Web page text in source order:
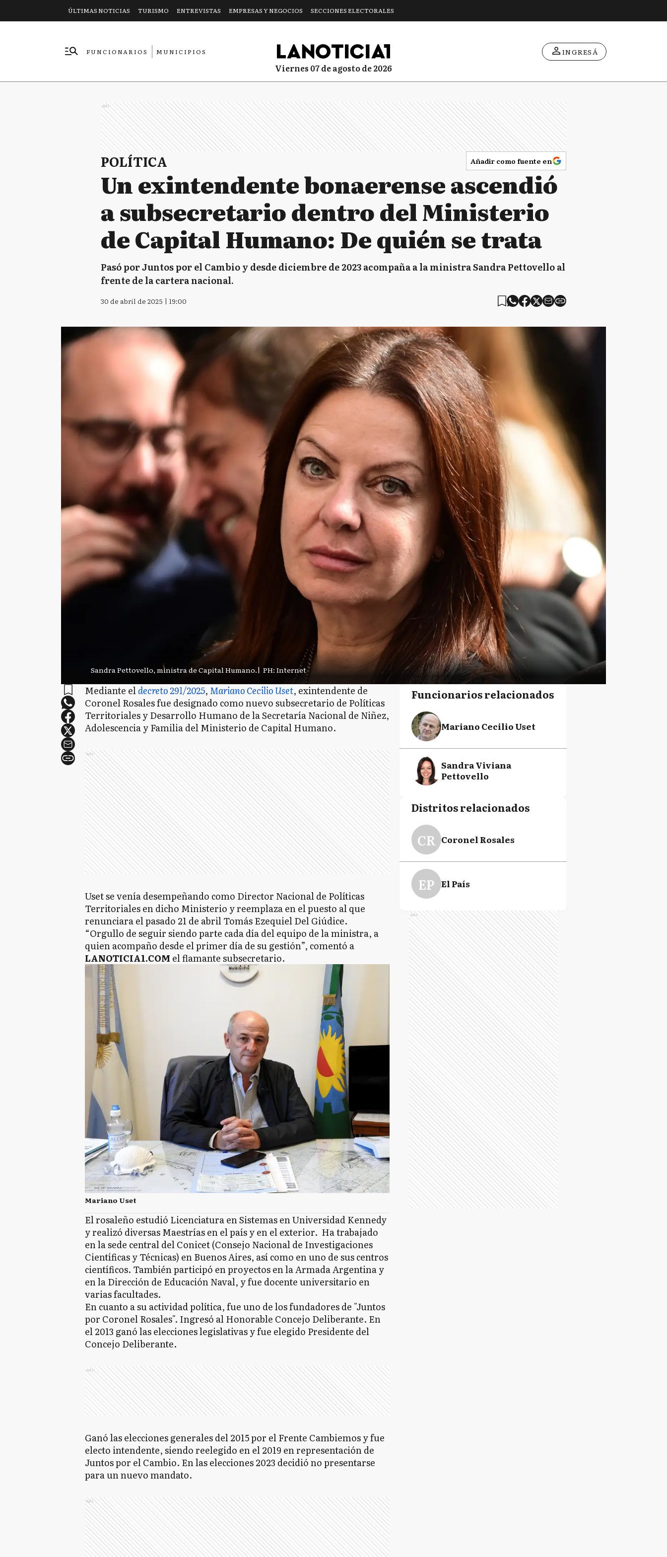
ÚLTIMAS NOTICIAS TURISMO ENTREVISTAS EMPRESAS Y NEGOCIOS SECCIONES ELECTORALES
FUNCIONARIOS
MUNICIPIOS
viernes 07 de agosto de 2026
INGRESÁ
Ads
POLÍTICA Añadir como fuente en
Un exintendente bonaerense ascendió
a subsecretario dentro del Ministerio
de Capital Humano: De quién se trata
Pasó por Juntos por el Cambio y desde diciembre de 2023 acompaña a la ministra Sandra Pettovello al
frente de la cartera nacional.
30 de abril de 2025 | 19:00
Sandra Pettovello, ministra de Capital Humano.| PH: Internet
Mediante eldecreto 291/2025, Mariano Cecilio Uset, exintendente de
Coronel Rosales fue designado como nuevo subsecretario de Políticas
Territoriales y Desarrollo Humano de la Secretaría Nacional de Niñez,
Adolescencia y Familia del Ministerio de Capital Humano.
Ads
Uset se venía desempeñando como Director Nacional de Políticas
Territoriales en dicho Ministerio y reemplaza en el puesto al que
renunciara el pasado 21 de abril Tomás Ezequiel Del Giúdice.
“Orgullo de seguir siendo parte cada día del equipo de la ministra, a
quien acompaño desde el primer día de su gestión”, comentó a
LANOTICIA1.COM el flamante subsecretario.
Mariano Uset
El rosaleño estudió Licenciatura en Sistemas en Universidad Kennedy
y realizó diversas Maestrías en el país y en el exterior. Ha trabajado
en la sede central del Conicet (Consejo Nacional de Investigaciones
Científicas y Técnicas) en Buenos Aires, así como en uno de sus centros
científicos. También participó en proyectos en la Armada Argentina y
en la Dirección de Educación Naval, y fue docente universitario en
varias facultades.
En cuanto a su actividad política, fue uno de los fundadores de "Juntos
por Coronel Rosales". Ingresó al Honorable Concejo Deliberante. En
el 2013 ganó las elecciones legislativas y fue elegido Presidente del
Concejo Deliberante.
Ads
Ganó las elecciones generales del 2015 por el Frente Cambiemos y fue
electo intendente, siendo reelegido en el 2019 en representación de
Juntos por el Cambio. En las elecciones 2023 decidió no presentarse
para un nuevo mandato.
Ads
Funcionarios relacionados
Mariano Cecilio Uset
Sandra Viviana
Pettovello
Distritos relacionados
CR Coronel Rosales
EP El País
Ads